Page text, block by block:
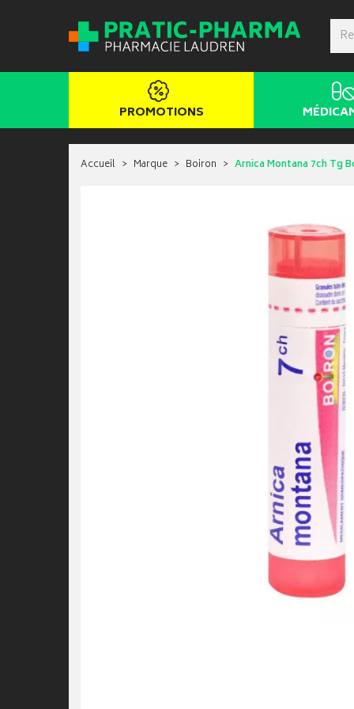
PROMOTIONS
Accueil Marque Boiron Arnica Montana 7ch Tg